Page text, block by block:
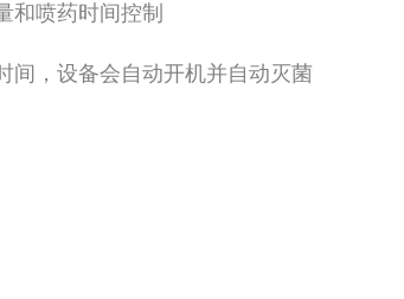
和喷药时间控制
间，设备会自动开机并自动灭菌